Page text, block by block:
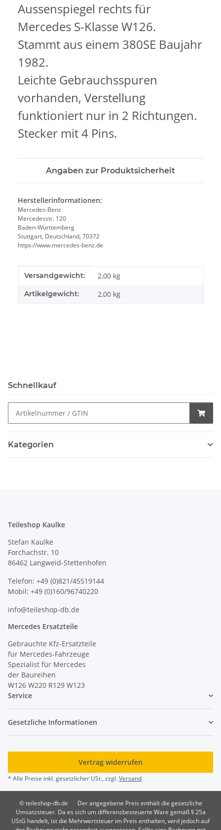
Aussenspiegel rechts für
Mercedes S-Klasse W126.
Stammt aus einem 380SE Baujahr
1982.
Leichte Gebrauchsspuren
vorhanden, Verstellung
funktioniert nur in 2 Richtungen.
Stecker mit 4 Pins.
Angaben zur Produktsicherheit
Herstellerinformationen:
Mercedes-Benz
Mercedesstr. 120
Baden-Württemberg
Stuttgart, Deutschland, 70372
https://www.mercedes-benz.de
Produkteigenschaft
Wert
Versandgewicht: 2,00 kg
Artikelgewicht: 2,00 kg
Schnellkauf
Kategorien
Teileshop Kaulke
Stefan Kaulke
Forchachstr. 10
86462 Langweid-Stettenhofen
Telefon: +49 (0)821/45519144
Mobil: +49 (0)160/96740220
info@teileshop-db.de
Mercedes Ersatzteile
Gebrauchte Kfz-Ersatzteile
für Mercedes-Fahrzeuge
Spezialist für Mercedes
der Baureihen
W126 W220 R129 W123
Service
Gesetzliche Informationen
Vertrag widerrufen
* Alle Preise inkl. gesetzlicher USt., zzgl.Versand
© teileshop-db.de
Der angegebene Preis enthält die gesetzliche
Umsatzsteuer. Da es sich um differenzbesteuerte Ware gemäß § 25a
UStG handelt, ist die Mehrwertsteuer im Preis enthalten, wird jedoch auf